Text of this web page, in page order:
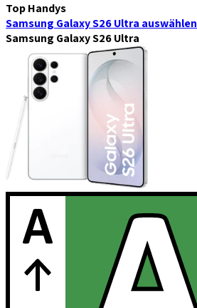
Top Handys
Samsung Galaxy S26 Ultra auswählen
Samsung Galaxy S26 Ultra